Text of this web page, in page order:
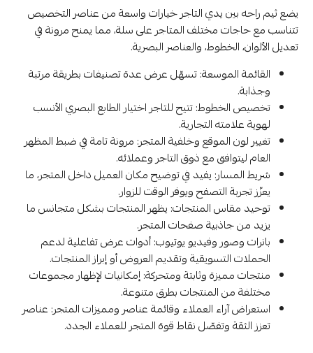
يضع ثيم راحه بين يدي التاجر خيارات واسعة من عناصر التخصيص
تتناسب مع حاجات مختلف المتاجر على سلة، مما يمنح مرونة في
تعديل الألوان، الخطوط، والعناصر البصرية.
القائمة الموسعة: تسهّل عرض عدة تصنيفات بطريقة مرتبة
وجذابة.
تخصيص الخطوط: تتيح للتاجر اختيار الطابع البصري الأنسب
لهوية علامته التجارية.
تغيير لون الموقع وخلفية المتجر: مرونة تامة في ضبط المظهر
العام ليتوافق مع ذوق التاجر وعملائه.
شريط المسار: يفيد في توضيح مكان العميل داخل المتجر، ما
يعزّز تجربة التصفح ويوفر الوقت للزوار.
توحيد مقاس المنتجات: يظهر المنتجات بشكل متجانس ما
يزيد من جاذبية صفحات المتجر.
بانرات وصور وفيديو يوتيوب: أدوات عرض تفاعلية لدعم
الحملات التسويقية وتقديم العروض أو إبراز المنتجات.
منتجات مميزة وثابتة ومتحركة: إمكانيات لإظهار مجموعات
مختلفة من المنتجات بطرق متنوعة.
استعراض آراء العملاء وقائمة عناصر ومميزات المتجر: عناصر
تعزز الثقة وتفصّل نقاط قوة المتجر للعملاء الجدد.